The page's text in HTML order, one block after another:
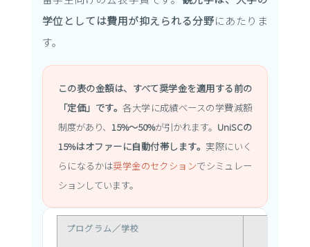
学位としては費用が抑えられる分野にあたりま
す。
この表の金額は、すべて奨学金を適用する前の
「定価」です。各大学に成績ベースの学費減額
制度があり、 15%〜50%が引かれます。 UniSCの
15%はオファーに自動付帯します。 実際にいく
らになるかは奨学金のセクションでシミュレー
ションしています。
プログラム／学校